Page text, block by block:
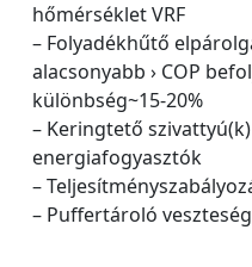
hőmérséklet VRF
– Folyadékhűtő
alacsonyabb › COP
különbség~15-20%
– Keringtető szivattyú(k)
energiafogyasztók
–
– Puffertároló